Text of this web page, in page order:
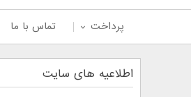
پرداخت تماس با ما
اطلاعیه های سایت